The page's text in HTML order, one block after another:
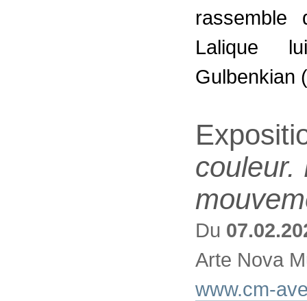
rassemble
Lalique
Gulbenkian
couleur.
Du
Arte Nova
www.cm-